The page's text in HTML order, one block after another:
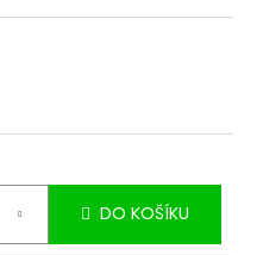
DO KOŠÍKU